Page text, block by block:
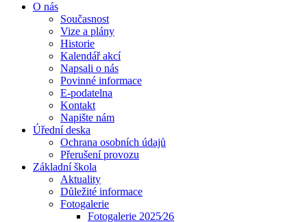
O nás
Současnost
Vize a plány
Historie
Kalendář akcí
Napsali o nás
Povinné informace
E-podatelna
Kontakt
Napište nám
Úřední deska
Ochrana osobních údajů
Přerušení provozu
Základní škola
Aktuality
Důležité informace
Fotogalerie
Fotogalerie 2025⁄26